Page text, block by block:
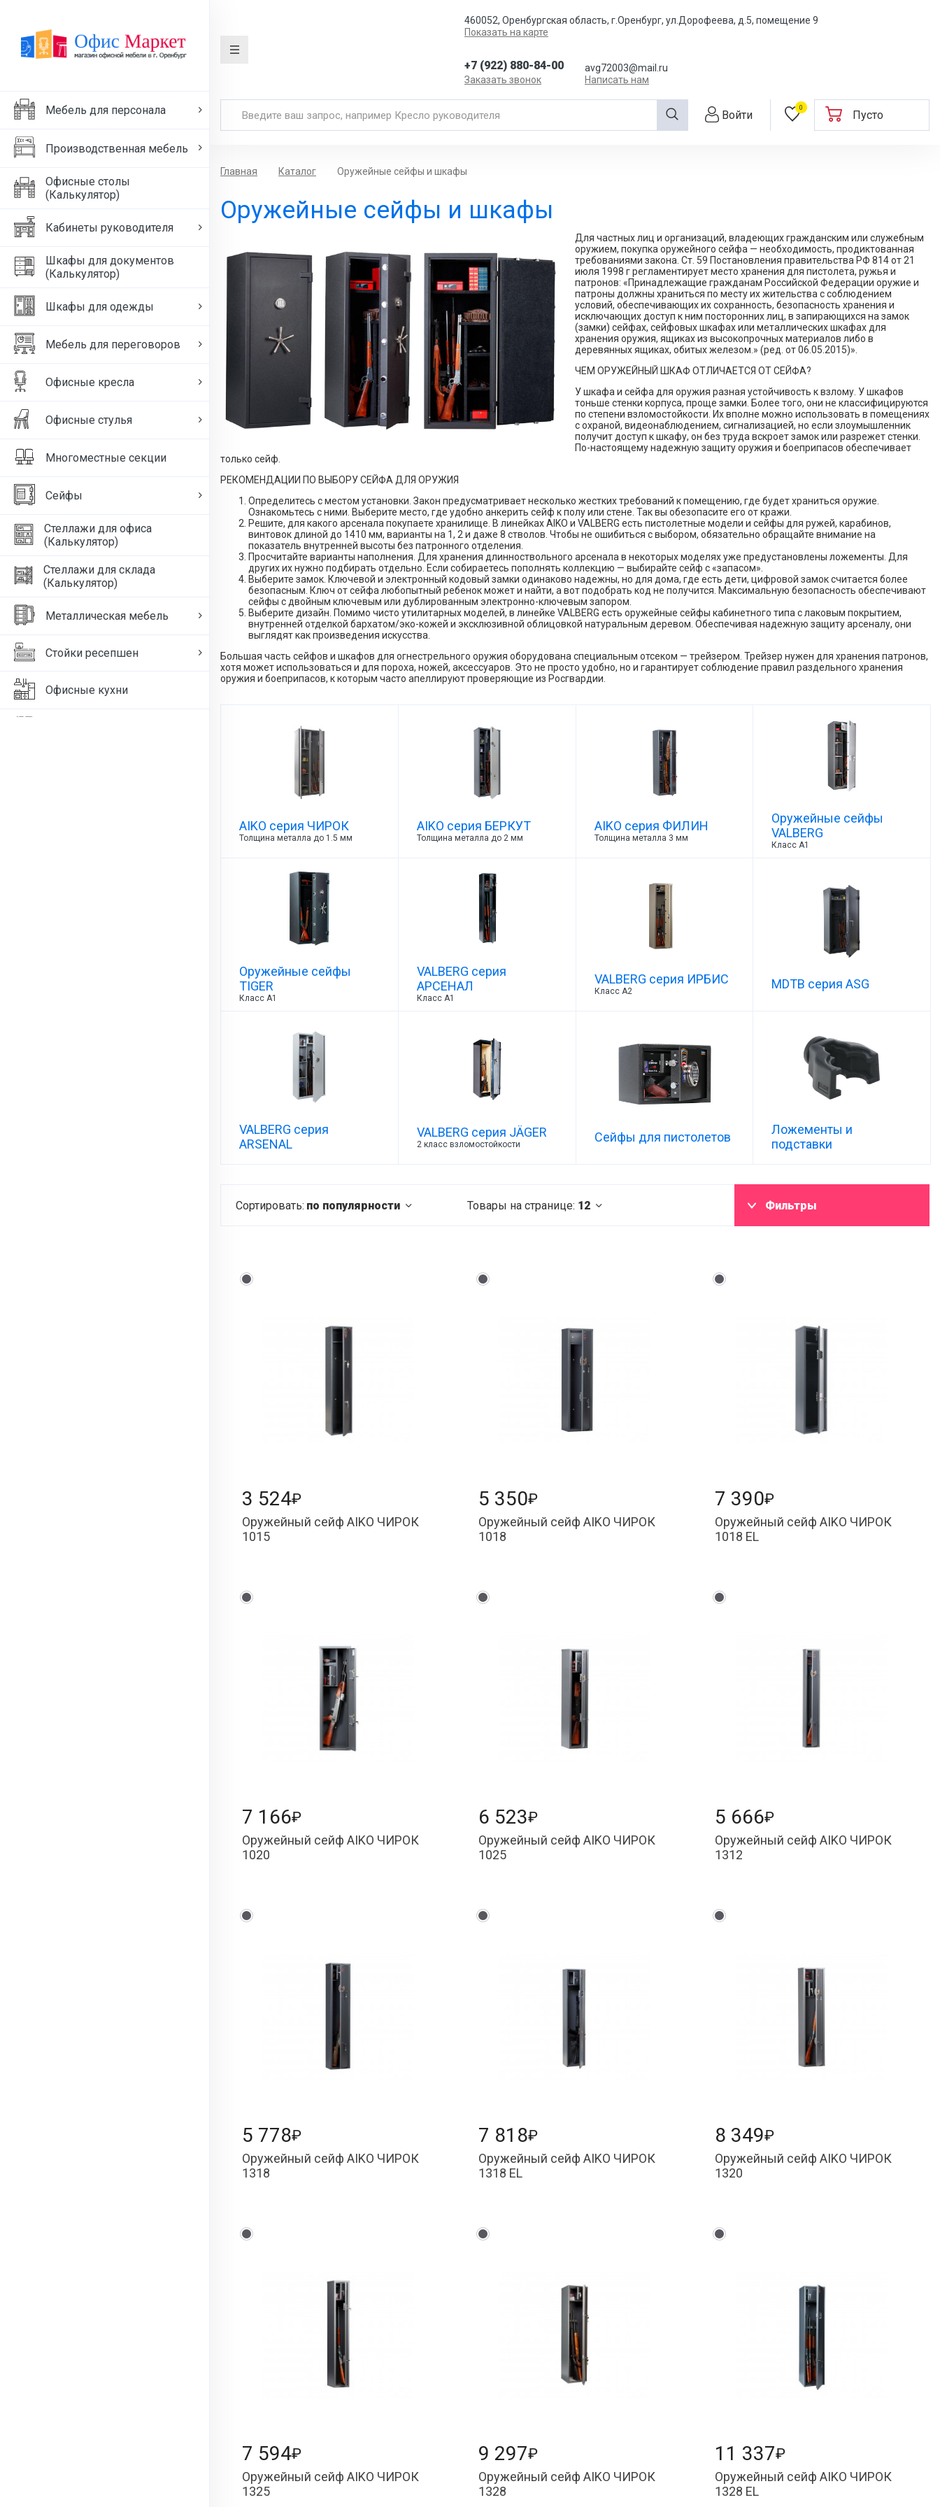
Мебель для персонала
Производственная мебель
Офисные столы
(Калькулятор)
Кабинеты руководителя
Шкафы для документов
(Калькулятор)
Шкафы для одежды
Мебель для переговоров
Офисные кресла
Офисные стулья
Многоместные секции
Сейфы
Стеллажи для офиса
(Калькулятор)
Стеллажи для склада
(Калькулятор)
Металлическая мебель
Стойки ресепшен
Офисные кухни
460052, Оренбургская область, г.Оренбург, ул.Дорофеева, д.5, помещение 9
Показать на карте
+7 (922) 880-84-00
Заказать звонок
avg72003@mail.ru
Написать нам
Войти
0
Пусто
Главная Каталог Оружейные сейфы и шкафы
Оружейные сейфы и шкафы
Для частных лиц и организаций, владеющих гражданским или служебным
оружием, покупка оружейного сейфа — необходимость, продиктованная
требованиями закона. Ст. 59 Постановления правительства РФ 814 от 21
июля 1998 г регламентирует место хранения для пистолета, ружья и
патронов: «Принадлежащие гражданам Российской Федерации оружие и
патроны должны храниться по месту их жительства с соблюдением
условий, обеспечивающих их сохранность, безопасность хранения и
исключающих доступ к ним посторонних лиц, в запирающихся на замок
(замки) сейфах, сейфовых шкафах или металлических шкафах для
хранения оружия, ящиках из высокопрочных материалов либо в
деревянных ящиках, обитых железом.» (ред. от 06.05.2015)».
ЧЕМ ОРУЖЕЙНЫЙ ШКАФ ОТЛИЧАЕТСЯ ОТ СЕЙФА?
У шкафа и сейфа для оружия разная устойчивость к взлому. У шкафов
тоньше стенки корпуса, проще замки. Более того, они не классифицируются
по степени взломостойкости. Их вполне можно использовать в помещениях
с охраной, видеонаблюдением, сигнализацией, но если злоумышленник
получит доступ к шкафу, он без труда вскроет замок или разрежет стенки.
По-настоящему надежную защиту оружия и боеприпасов обеспечивает
только сейф.
РЕКОМЕНДАЦИИ ПО ВЫБОРУ СЕЙФА ДЛЯ ОРУЖИЯ
Определитесь с местом установки. Закон предусматривает несколько жестких требований к помещению, где будет храниться оружие.
Ознакомьтесь с ними. Выберите место, где удобно анкерить сейф к полу или стене. Так вы обезопасите его от кражи.
Решите, для какого арсенала покупаете хранилище. В линейках AIKO и VALBERG есть пистолетные модели и сейфы для ружей, карабинов,
винтовок длиной до 1410 мм, варианты на 1, 2 и даже 8 стволов. Чтобы не ошибиться с выбором, обязательно обращайте внимание на
показатель внутренней высоты без патронного отделения.
Просчитайте варианты наполнения. Для хранения длинноствольного арсенала в некоторых моделях уже предустановлены ложементы. Для
других их нужно подбирать отдельно. Если собираетесь пополнять коллекцию — выбирайте сейф с «запасом».
Выберите замок. Ключевой и электронный кодовый замки одинаково надежны, но для дома, где есть дети, цифровой замок считается более
безопасным. Ключ от сейфа любопытный ребенок может и найти, а вот подобрать код не получится. Максимальную безопасность обеспечивают
сейфы с двойным ключевым или дублированным электронно-ключевым запором.
Выберите дизайн. Помимо чисто утилитарных моделей, в линейке VALBERG есть оружейные сейфы кабинетного типа с лаковым покрытием,
внутренней отделкой бархатом/эко-кожей и эксклюзивной облицовкой натуральным деревом. Обеспечивая надежную защиту арсеналу, они
выглядят как произведения искусства.
Большая часть сейфов и шкафов для огнестрельного оружия оборудована специальным отсеком — трейзером. Трейзер нужен для хранения патронов,
хотя может использоваться и для пороха, ножей, аксессуаров. Это не просто удобно, но и гарантирует соблюдение правил раздельного хранения
оружия и боеприпасов, к которым часто апеллируют проверяющие из Росгвардии.
AIKO серия ЧИРОК
Толщина металла до 1.5 мм
AIKO серия БЕРКУТ
Толщина металла до 2 мм
AIKO серия ФИЛИН
Толщина металла 3 мм
Оружейные сейфы
VALBERG
Класс А1
Оружейные сейфы
TIGER
Класс А1
VALBERG серия
АРСЕНАЛ
Класс А1
VALBERG серия ИРБИС
Класс А2
MDTB серия ASG
VALBERG серия
ARSENAL
VALBERG серия JÄGER
2 класс взломостойкости
Сейфы для пистолетов
Ложементы и
подставки
Сортировать: по популярности Товары на странице: 12
3 524₽
Оружейный сейф AIKO ЧИРОК
1015
5 350₽
Оружейный сейф AIKO ЧИРОК
1018
7 390₽
Оружейный сейф AIKO ЧИРОК
1018 EL
7 166₽
Оружейный сейф AIKO ЧИРОК
1020
6 523₽
Оружейный сейф AIKO ЧИРОК
1025
5 666₽
Оружейный сейф AIKO ЧИРОК
1312
5 778₽
Оружейный сейф AIKO ЧИРОК
1318
7 818₽
Оружейный сейф AIKO ЧИРОК
1318 EL
8 349₽
Оружейный сейф AIKO ЧИРОК
1320
7 594₽
Оружейный сейф AIKO ЧИРОК
1325
9 297₽
Оружейный сейф AIKO ЧИРОК
1328
11 337₽
Оружейный сейф AIKO ЧИРОК
1328 EL
Фильтры